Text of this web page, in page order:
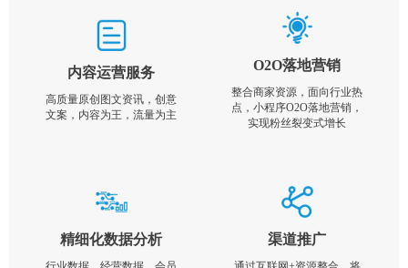
内容运营服务
高质量原创图文资讯，创意
文案，内容为王，流量为主
O2O落地营销
整合商家资源，面向行业热
点，小程序O2O落地营销，
实现粉丝裂变式增长
精细化数据分析 渠道推广